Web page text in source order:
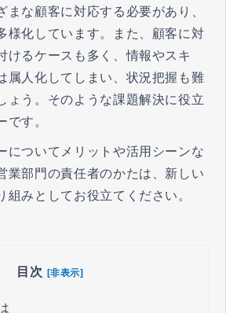
まな顧客に対応する必要があり、
様化しています。また、顧客に対
けるケースも多く、情報やスキ
属人化してしまい、状況把握も難
ょう。そのような課題解決に役立
です。
についてメリットや活用シーンな
業部門の責任者のかたは、新しい
組みとしてお役立てください。
目次 [非表示]